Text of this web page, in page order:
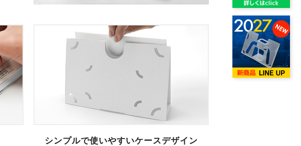
シンプルで使いやすいケースデザイン